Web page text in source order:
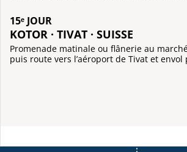
15ᵉ JOUR
KOTOR · TIVAT · SUISSE
Promenade matinale ou flânerie au
puis route vers l’aéroport de Tivat et envol